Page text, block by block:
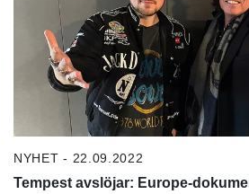
NYHET - 22.09.2022
Tempest avslöjar: Europe-